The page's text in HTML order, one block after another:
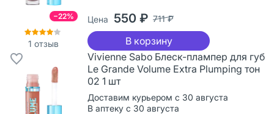
−22%
1 отзыв
Цена 550 ₽ 711 ₽
В корзину
Vivienne Sabo Блеск-плампер для губ
Le Grande Volume Extra Plumping тон
02 1 шт
Доставим курьером с 30 августа
В аптеку с 30 августа